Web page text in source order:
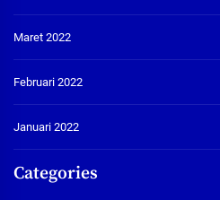
Maret 2022
Februari 2022
Januari 2022
Categories